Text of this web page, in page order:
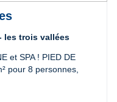
les trois vallées
et SPA ! PIED DE
pour 8 personnes,